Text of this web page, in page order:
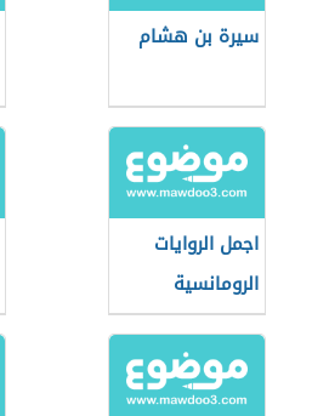
سيرة بن هشام
اجمل الروايات
الرومانسية